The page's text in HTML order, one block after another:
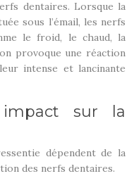
dentaires. Lorsque la
sous l’émail, les nerfs
le froid, le chaud, la
provoque une réaction
intense et lancinante
sur la
dépendent de la
des nerfs dentaires.